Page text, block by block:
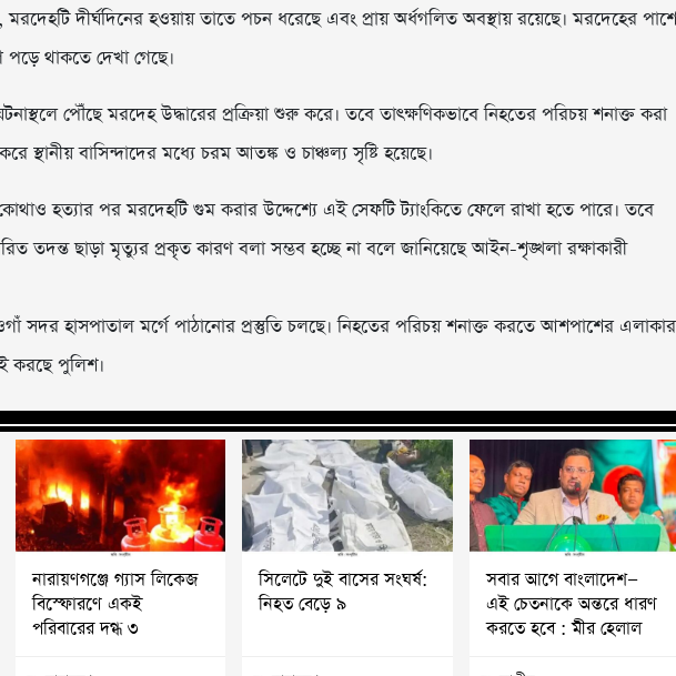
মরদেহটি দীর্ঘদিনের হওয়ায় তাতে পচন ধরেছে এবং প্রায় অর্ধগলিত অবস্থায় রয়েছে। মরদেহের পাশে
থাকতে দেখা গেছে।
পৌঁছে মরদেহ উদ্ধারের প্রক্রিয়া শুরু করে। তবে তাৎক্ষণিকভাবে নিহতের পরিচয় শনাক্ত করা
স্থানীয় বাসিন্দাদের মধ্যে চরম আতঙ্ক ও চাঞ্চল্য সৃষ্টি হয়েছে।
হত্যার পর মরদেহটি গুম করার উদ্দেশ্যে এই সেফটি ট্যাংকিতে ফেলে রাখা হতে পারে। তবে
তদন্ত ছাড়া মৃত্যুর প্রকৃত কারণ বলা সম্ভব হচ্ছে না বলে জানিয়েছে আইন-শৃঙ্খলা রক্ষাকারী
সদর হাসপাতাল মর্গে পাঠানোর প্রস্তুতি চলছে। নিহতের পরিচয় শনাক্ত করতে আশপাশের এলাকার
করছে পুলিশ।
নারায়ণগঞ্জে গ্যাস লিকেজ
বিস্ফোরণে একই
পরিবারের দগ্ধ ৩
সিলেটে দুই বাসের সংঘর্ষ:
নিহত বেড়ে ৯
সবার আগে বাংলাদেশ—
এই চেতনাকে অন্তরে ধারণ
করতে হবে : মীর হেলাল